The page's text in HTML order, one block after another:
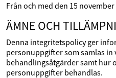
Från och med den 15 november
ÄMNE OCH
Denna integritetspolicy ger
personuppgifter som samlas in
behandlingsåtgärder samt hur
personuppgifter behandlas.